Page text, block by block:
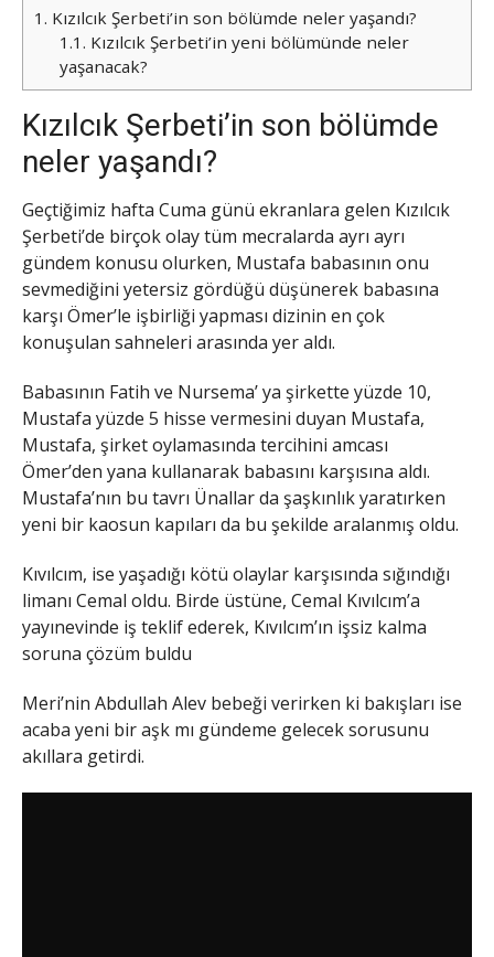
1. Kızılcık Şerbeti’in son bölümde neler yaşandı?
1.1. Kızılcık Şerbeti’in yeni bölümünde neler
yaşanacak?
Kızılcık Şerbeti’in son bölümde
neler yaşandı?
Geçtiğimiz hafta Cuma günü ekranlara gelen Kızılcık
Şerbeti’de birçok olay tüm mecralarda ayrı ayrı
gündem konusu olurken, Mustafa babasının onu
sevmediğini yetersiz gördüğü düşünerek babasına
karşı Ömer’le işbirliği yapması dizinin en çok
konuşulan sahneleri arasında yer aldı.
Babasının Fatih ve Nursema’ ya şirkette yüzde 10,
Mustafa yüzde 5 hisse vermesini duyan Mustafa,
Mustafa, şirket oylamasında tercihini amcası
Ömer’den yana kullanarak babasını karşısına aldı.
Mustafa’nın bu tavrı Ünallar da şaşkınlık yaratırken
yeni bir kaosun kapıları da bu şekilde aralanmış oldu.
Kıvılcım, ise yaşadığı kötü olaylar karşısında sığındığı
limanı Cemal oldu. Birde üstüne, Cemal Kıvılcım’a
yayınevinde iş teklif ederek, Kıvılcım’ın işsiz kalma
soruna çözüm buldu
Meri’nin Abdullah Alev bebeği verirken ki bakışları ise
acaba yeni bir aşk mı gündeme gelecek sorusunu
akıllara getirdi.